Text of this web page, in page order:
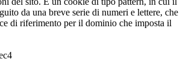
da una breve serie di numeri e lettere, che
di riferimento per il dominio che imposta il